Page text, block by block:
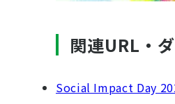
関連URL・
Social Impact Day